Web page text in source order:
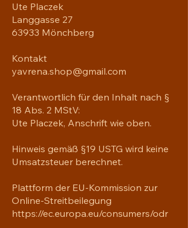
Ute Placzek
Langgasse 27
63933 Mönchberg
Kontakt
yavrena.shop@gmail.com
Verantwortlich für den Inhalt nach §
18 Abs. 2 MStV:
Ute Placzek, Anschrift wie oben.
Hinweis gemäß §19 USTG wird keine
Umsatzsteuer berechnet.
Plattform der EU-Kommission zur
Online-Streitbeilegung
https://ec.europa.eu/consumers/odr